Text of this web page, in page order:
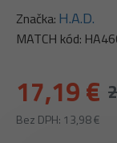
17,19 €
Bez DPH: 13,98 €
Značka: H.A.D.
MATCH kód: